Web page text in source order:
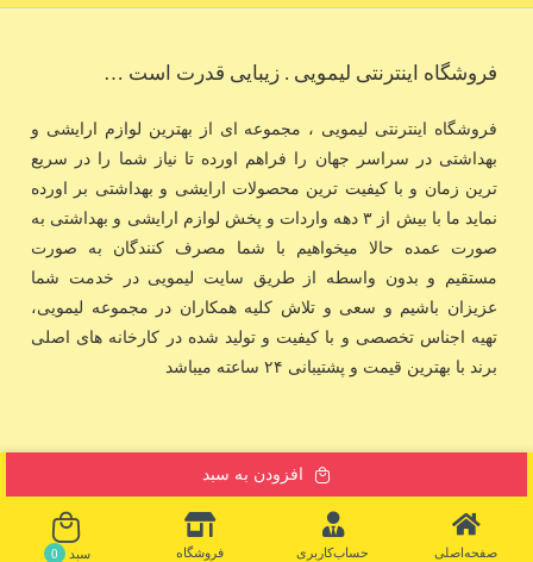
فروشگاه اینترنتی لیمویی . زیبایی قدرت است …
فروشگاه اینترنتی لیمویی ، مجموعه ای از بهترین لوازم ارایشی و
بهداشتی در سراسر جهان را فراهم اورده تا نیاز شما را در سریع
ترین زمان و با کیفیت ترین محصولات ارایشی و بهداشتی بر اورده
نماید ما با بیش از ۳ دهه واردات و پخش لوازم ارایشی و بهداشتی به
صورت عمده حالا میخواهیم با شما مصرف کنندگان به صورت
مستقیم و بدون واسطه از طریق سایت لیمویی در خدمت شما
عزیزان باشیم و سعی و تلاش کلیه همکاران در مجموعه لیمویی،
تهیه اجناس تخصصی و با کیفیت و تولید شده در کارخانه های اصلی
برند با بهترین قیمت و پشتیبانی ۲۴ ساعته میباشد
افزودن به سبد
صفحه‌اصلی حساب‌کاربری فروشگاه سبد 0